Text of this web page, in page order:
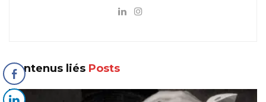
Contenus liés Posts